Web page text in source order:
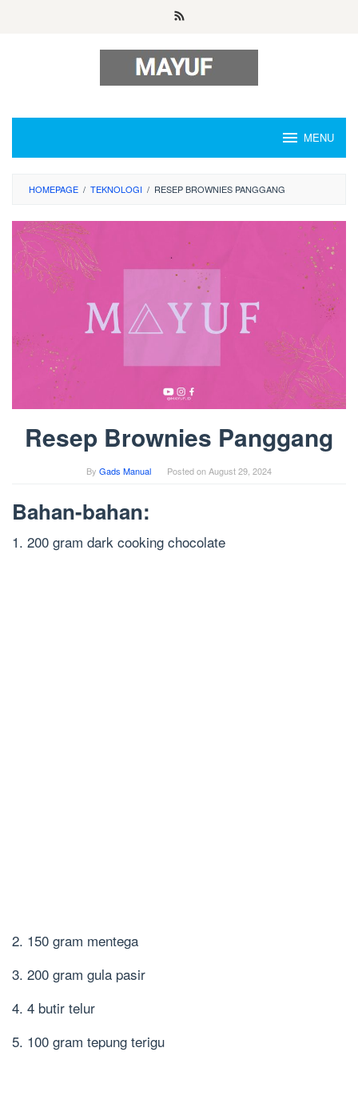
MENU
HOMEPAGE / TEKNOLOGI / RESEP BROWNIES PANGGANG
Resep Brownies Panggang
By Gads Manual Posted onAugust 29, 2024
Bahan-bahan:
1. 200 gram dark cooking chocolate
2. 150 gram mentega
3. 200 gram gula pasir
4. 4 butir telur
5. 100 gram tepung terigu